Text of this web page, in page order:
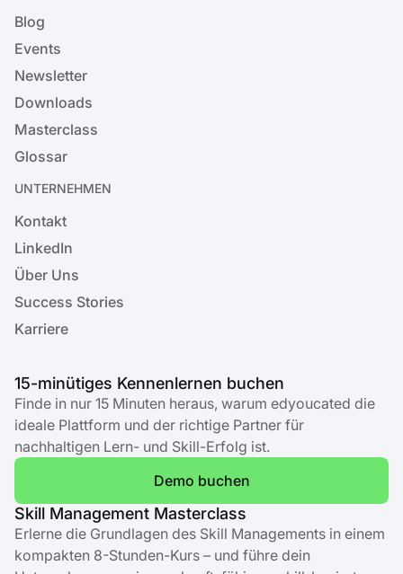
15-minütiges Kennenlernen buchen
Finde in nur 15 Minuten heraus, warum edyoucated die
ideale Plattform und der richtige Partner für
nachhaltigen Lern- und Skill-Erfolg ist.
Demo buchen
Skill Management Masterclass
Erlerne die Grundlagen des Skill Managements in einem
kompakten 8-Stunden-Kurs – und führe dein
Blog
Events
Newsletter
Downloads
Masterclass
Glossar
UNTERNEHMEN
Kontakt
LinkedIn
Über Uns
Success Stories
Karriere